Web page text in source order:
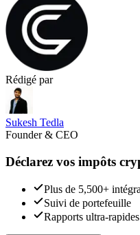
Rédigé par
Sukesh Tedla
Founder & CEO
Déclarez vos impôts
Plus de 5,500+
Suivi de portefeuille
Rapports ultra-rapides